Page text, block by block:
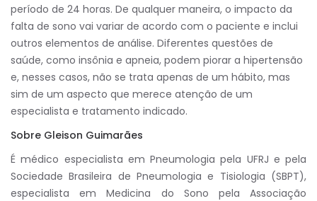
período de 24 horas. De qualquer maneira, o impacto da
falta de sono vai variar de acordo com o paciente e inclui
outros elementos de análise. Diferentes questões de
saúde, como insônia e apneia, podem piorar a hipertensão
e, nesses casos, não se trata apenas de um hábito, mas
sim de um aspecto que merece atenção de um
especialista e tratamento indicado.
Sobre Gleison Guimarães
É médico especialista em Pneumologia pela UFRJ e pela
Sociedade Brasileira de Pneumologia e Tisiologia (SBPT),
especialista em Medicina do Sono pela Associação